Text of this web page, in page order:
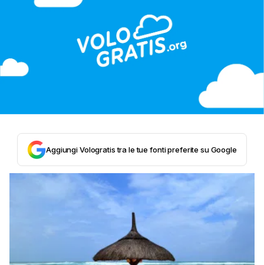
Aggiungi Vologratis tra le tue fonti preferite su Google